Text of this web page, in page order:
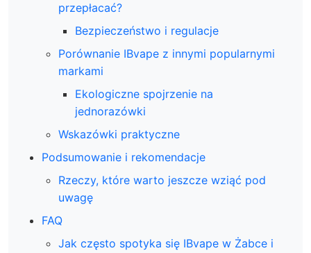
przepłacać?
Bezpieczeństwo i regulacje
Porównanie IBvape z innymi popularnymi
markami
Ekologiczne spojrzenie na
jednorazówki
Wskazówki praktyczne
Podsumowanie i rekomendacje
Rzeczy, które warto jeszcze wziąć pod
uwagę
FAQ
Jak często spotyka się IBvape w Żabce i